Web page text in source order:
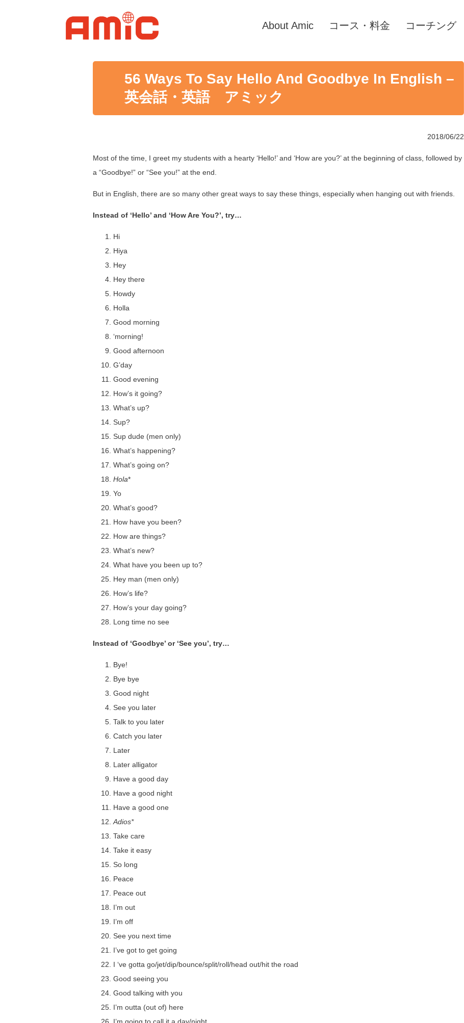
About Amic コース・料金 コーチング
56 Ways To Say Hello And Goodbye In English –
英会話・英語 アミック
2018/06/22
Most of the time, I greet my students with a hearty ‘Hello!’ and ‘How are you?’ at the beginning of class, followed by
a “Goodbye!” or “See you!” at the end.
But in English, there are so many other great ways to say these things, especially when hanging out with friends.
Instead of ‘Hello’ and ‘How Are You?’, try…
Hi
Hiya
Hey
Hey there
Howdy
Holla
Good morning
‘morning!
Good afternoon
G’day
Good evening
How’s it going?
What’s up?
Sup?
Sup dude (men only)
What’s happening?
What’s going on?
Hola*
Yo
What’s good?
How have you been?
How are things?
What’s new?
What have you been up to?
Hey man (men only)
How’s life?
How’s your day going?
Long time no see
Instead of ‘Goodbye’ or ‘See you’, try…
Bye!
Bye bye
Good night
See you later
Talk to you later
Catch you later
Later
Later alligator
Have a good day
Have a good night
Have a good one
Adios*
Take care
Take it easy
So long
Peace
Peace out
I’m out
I’m off
See you next time
I’ve got to get going
I ‘ve gotta go/jet/dip/bounce/split/roll/head out/hit the road
Good seeing you
Good talking with you
I’m outta (out of) here
I’m going to call it a day/night